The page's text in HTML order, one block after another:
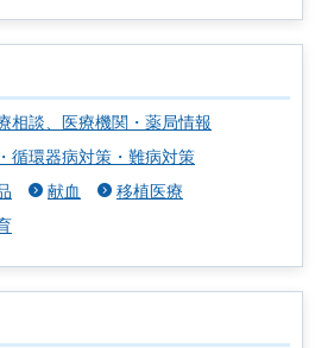
相談、医療機関・薬局情報
循環器病対策・難病対策
献血
移植医療